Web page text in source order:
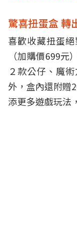
驚喜扭蛋盒 轉
喜歡收藏扭蛋絕
（加購價699
２款公仔、魔
外，盒內還附贈
添更多遊戲玩法